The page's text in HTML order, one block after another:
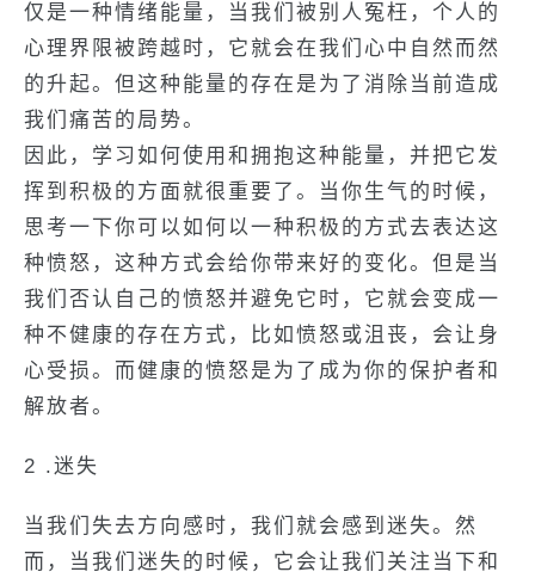
仅是一种情绪能量，当我们被别人冤枉，个人的
心理界限被跨越时，它就会在我们心中自然而然
的升起。但这种能量的存在是为了消除当前造成
我们痛苦的局势。
因此，学习如何使用和拥抱这种能量，并把它发
挥到积极的方面就很重要了。当你生气的时候，
思考一下你可以如何以一种积极的方式去表达这
种愤怒，这种方式会给你带来好的变化。但是当
我们否认自己的愤怒并避免它时，它就会变成一
种不健康的存在方式，比如愤怒或沮丧，会让身
心受损。而健康的愤怒是为了成为你的保护者和
解放者。
2 .迷失
当我们失去方向感时，我们就会感到迷失。然
而，当我们迷失的时候，它会让我们关注当下和